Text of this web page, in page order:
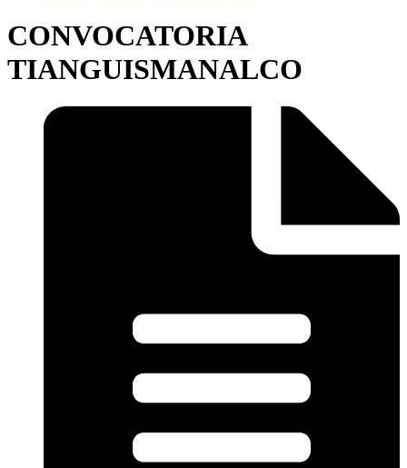
CONVOCATORIA
TIANGUISMANALCO